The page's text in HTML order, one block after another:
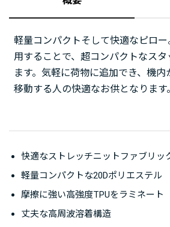
軽量コンパクトそして快適なピロ
用することで、超コンパクトなス
ます。気軽に荷物に追加でき、機内
移動する人の快適なお供となります。
快適なストレッチニットファブリッ
軽量コンパクトな20Dポリエステル
摩擦に強い高強度TPUをラミネート
丈夫な高周波溶着構造